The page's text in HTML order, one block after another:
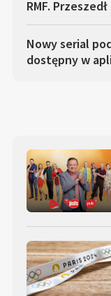
RMF.
Nowy serial
dostępny w